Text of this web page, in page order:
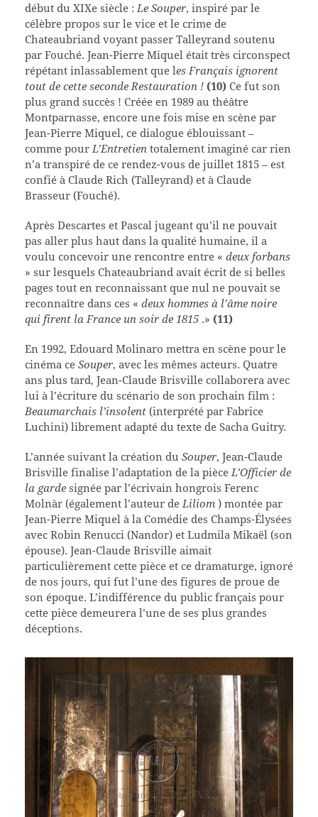
début du XIXe siècle :Le Souper, inspiré par le
célèbre propos sur le vice et le crime de
Chateaubriand voyant passer Talleyrand soutenu
par Fouché. Jean-Pierre Miquel était très circonspect
répétant inlassablement que les Français ignorent
tout de cette seconde Restauration ! (10) Ce fut son
plus grand succès ! Créée en 1989 au théâtre
Montparnasse, encore une fois mise en scène par
Jean-Pierre Miquel, ce dialogue éblouissant –
comme pourL’Entretien totalement imaginé car rien
n’a transpiré de ce rendez-vous de juillet 1815 – est
confié à Claude Rich (Talleyrand) et à Claude
Brasseur (Fouché).
Après Descartes et Pascal jugeant qu’il ne pouvait
pas aller plus haut dans la qualité humaine, il a
voulu concevoir une rencontre entre « deux forbans
» sur lesquels Chateaubriand avait écrit de si belles
pages tout en reconnaissant que nul ne pouvait se
reconnaître dans ces « deux hommes à l’âme noire
qui firent la France un soir de 1815 .» (11)
En 1992, Edouard Molinaro mettra en scène pour le
cinéma ce Souper, avec les mêmes acteurs. Quatre
ans plus tard, Jean-Claude Brisville collaborera avec
lui à l’écriture du scénario de son prochain film :
Beaumarchais l’insolent (interprété par Fabrice
Luchini) librement adapté du texte de Sacha Guitry.
L’année suivant la création du Souper, Jean-Claude
Brisville finalise l’adaptation de la pièceL’Officier de
la garde signée par l’écrivain hongrois Ferenc
Molnàr (également l’auteur deLiliom ) montée par
Jean-Pierre Miquel à la Comédie des Champs-Élysées
avec Robin Renucci (Nandor) et Ludmila Mikaël (son
épouse). Jean-Claude Brisville aimait
particulièrement cette pièce et ce dramaturge, ignoré
de nos jours, qui fut l’une des figures de proue de
son époque. L’indifférence du public français pour
cette pièce demeurera l’une de ses plus grandes
déceptions.